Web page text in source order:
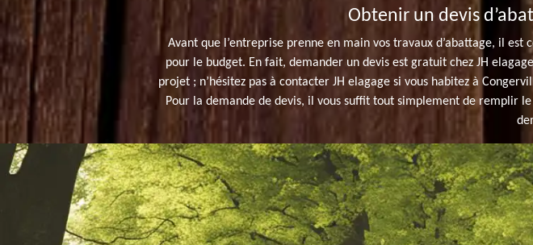
Obtenir un devis
Avant que l’entreprise prenne en main vos travaux d’abattage, il
pour le budget. En fait, demander un devis est gratuit chez JH
projet ; n’hésitez pas à contacter JH elagage si vous habitez à
Pour la demande de devis, il vous suffit tout simplement de remplir